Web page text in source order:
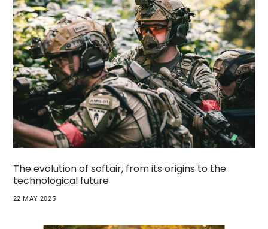
The evolution of softair, from its origins to the
technological future
22 MAY 2025